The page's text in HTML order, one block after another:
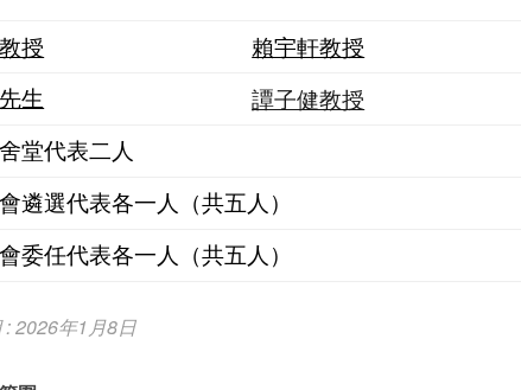
授 賴宇軒教授
生 譚子健教授
堂代表二人
遴選代表各一人（共五人）
委任代表各一人（共五人）
: 2026年1月8日